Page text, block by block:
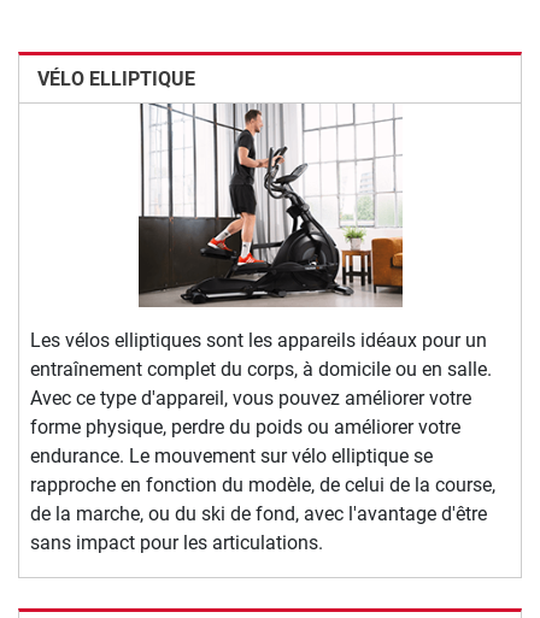
VÉLO ELLIPTIQUE
Les vélos elliptiques sont les appareils idéaux pour un
entraînement complet du corps, à domicile ou en salle.
Avec ce type d'appareil, vous pouvez améliorer votre
forme physique, perdre du poids ou améliorer votre
endurance. Le mouvement sur vélo elliptique se
rapproche en fonction du modèle, de celui de la course,
de la marche, ou du ski de fond, avec l'avantage d'être
sans impact pour les articulations.